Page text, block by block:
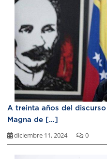
A treinta años del
Magna de [...]
diciembre 11, 2024 0